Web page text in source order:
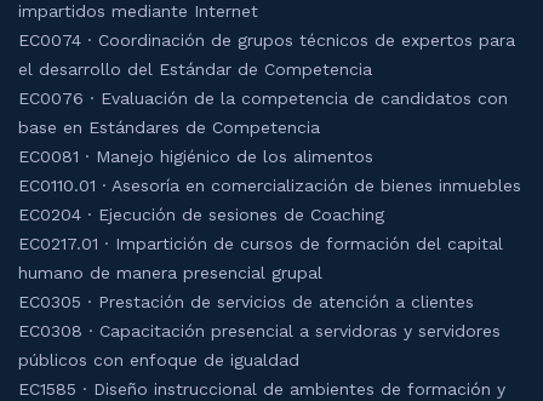
impartidos mediante Internet
EC0074 · Coordinación de grupos técnicos de expertos para
el desarrollo del Estándar de Competencia
EC0076 · Evaluación de la competencia de candidatos con
base en Estándares de Competencia
EC0081 · Manejo higiénico de los alimentos
EC0110.01 · Asesoría en comercialización de bienes inmuebles
EC0204 · Ejecución de sesiones de Coaching
EC0217.01 · Impartición de cursos de formación del capital
humano de manera presencial grupal
EC0305 · Prestación de servicios de atención a clientes
EC0308 · Capacitación presencial a servidoras y servidores
públicos con enfoque de igualdad
EC1585 · Diseño instruccional de ambientes de formación y